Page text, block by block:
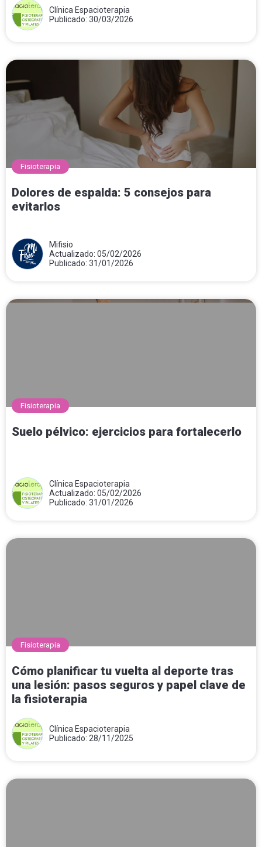
Clínica Espacioterapia
Publicado: 30/03/2026
Fisioterapia
Dolores de espalda: 5 consejos para
evitarlos
Mifisio
Actualizado: 05/02/2026
Publicado: 31/01/2026
Fisioterapia
Suelo pélvico: ejercicios para fortalecerlo
Clínica Espacioterapia
Actualizado: 05/02/2026
Publicado: 31/01/2026
Fisioterapia
Cómo planificar tu vuelta al deporte tras
una lesión: pasos seguros y papel clave de
la fisioterapia
Clínica Espacioterapia
Publicado: 28/11/2025